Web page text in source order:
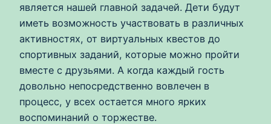
является нашей главной задачей. Дети будут
иметь возможность участвовать в различных
активностях, от виртуальных квестов до
спортивных заданий, которые можно пройти
вместе с друзьями. А когда каждый гость
довольно непосредственно вовлечен в
процесс, у всех остается много ярких
воспоминаний о торжестве.